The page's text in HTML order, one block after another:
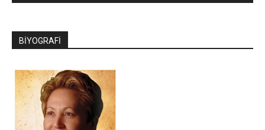
BİYOGRAFİ